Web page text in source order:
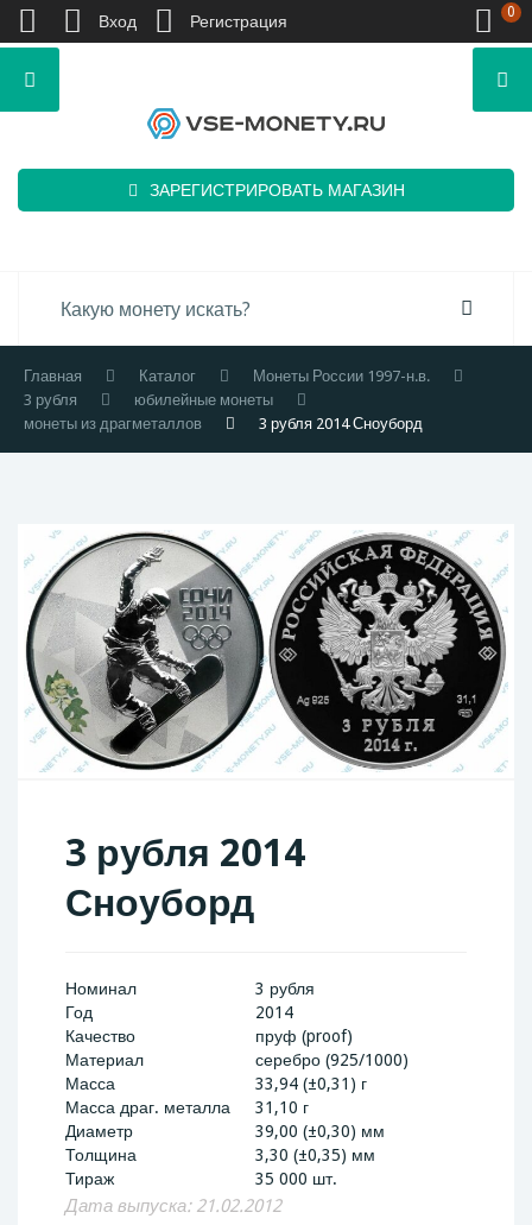
ЗАРЕГИСТРИРОВАТЬ МАГАЗИН
Главная Каталог
Монеты России 1997-н.в.
3 рубля
юбилейные монеты
монеты из драгметаллов
3 рубля 2014 Сноуборд
3 рубля 2014
Сноуборд
Номинал
3 рубля
Год
2014
Качество
пруф (proof)
Материал
серебро (925/1000)
Масса
33,94 (±0,31) г
Масса драг. металла
31,10 г
Диаметр
39,00 (±0,30) мм
Толщина
3,30 (±0,35) мм
Тираж
35 000 шт.
Дата выпуска: 21.02.2012
Вход Регистрация 0